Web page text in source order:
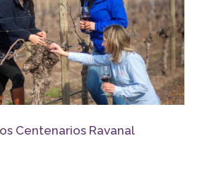
Centenarios Ravanal